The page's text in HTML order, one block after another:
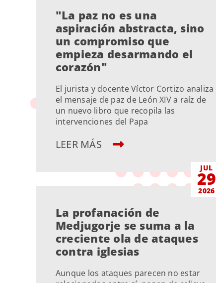
"La paz no es una
aspiración abstracta, sino
un compromiso que
empieza desarmando el
corazón"
El jurista y docente Víctor Cortizo analiza
el mensaje de paz de León XIV a raíz de
un nuevo libro que recopila las
intervenciones del Papa
LEER MÁS
JUL
29
2026
La profanación de
Medjugorje se suma a la
creciente ola de ataques
contra iglesias
Aunque los ataques parecen no estar